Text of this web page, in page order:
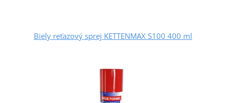
Biely reťazový sprej KETTENMAX S100 400 ml